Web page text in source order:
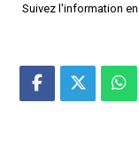
Suivez l'information